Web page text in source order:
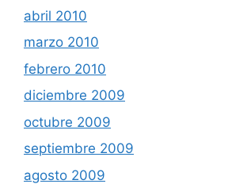
abril 2010
marzo 2010
febrero 2010
diciembre 2009
octubre 2009
septiembre 2009
agosto 2009